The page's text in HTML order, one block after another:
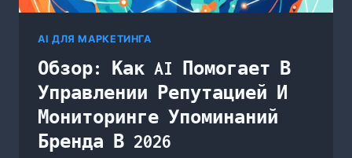
AI ДЛЯ МАРКЕТИНГА
Обзор: Как AI Помогает В
Управлении Репутацией И
Мониторинге Упоминаний
Бренда В 2026